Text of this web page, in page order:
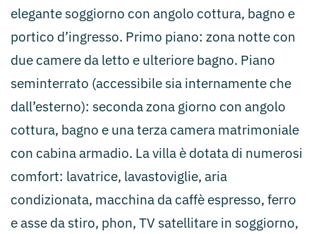
elegante soggiorno con angolo cottura, bagno e
portico d’ingresso. Primo piano: zona notte con
due camere da letto e ulteriore bagno. Piano
seminterrato (accessibile sia internamente che
dall’esterno): seconda zona giorno con angolo
cottura, bagno e una terza camera matrimoniale
con cabina armadio. La villa è dotata di numerosi
comfort: lavatrice, lavastoviglie, aria
condizionata, macchina da caffè espresso, ferro
e asse da stiro, phon, TV satellitare in soggiorno,